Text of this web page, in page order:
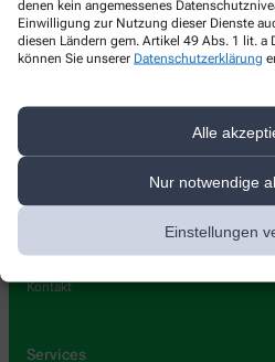
denen kein angemessenes
Einwilligung zur Nutzung dieser Dienste
diesen Ländern gem. Artikel 49 Abs. 1 lit. a
können Sie unserer Datenschutzerklärung
Alle
Nur notwendige
Einstellungen
+49-23378333
+49-23372622
Leistungen
Pflegehilfsmittel
Kontakt
Services